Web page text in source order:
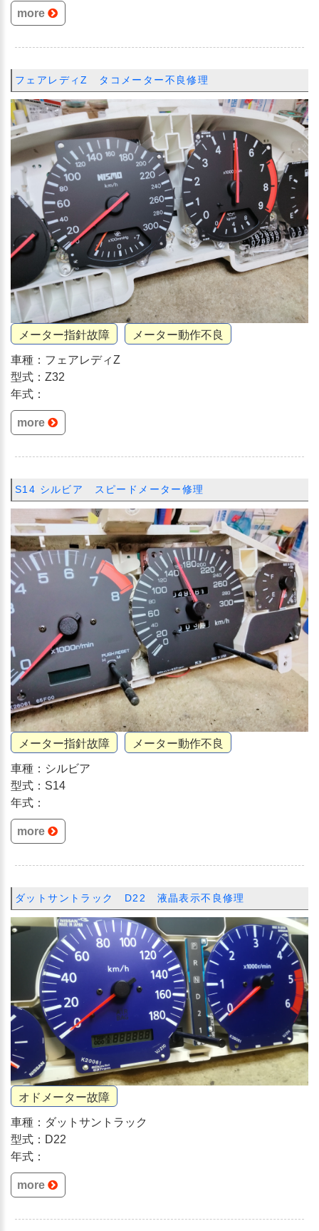
more
フェアレディZ タコメーター不良修理
メーター指針故障 メーター動作不良
車種：フェアレディZ
型式：Z32
年式：
more
S14 シルビア スピードメーター修理
メーター指針故障 メーター動作不良
車種：シルビア
型式：S14
年式：
more
ダットサントラック D22 液晶表示不良修理
オドメーター故障
車種：ダットサントラック
型式：D22
年式：
more